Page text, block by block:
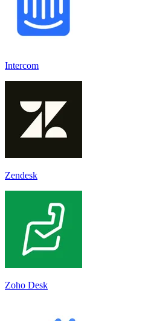
Intercom
Zendesk
Zoho Desk